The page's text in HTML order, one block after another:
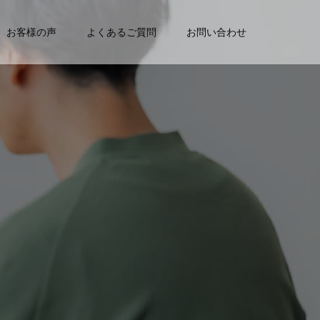
お客様の声 よくあるご質問 お問い合わせ